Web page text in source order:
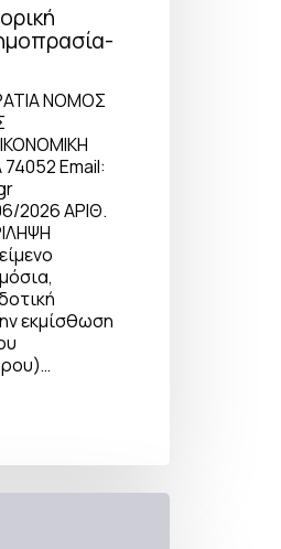
ΝΟΜΟΣ
Email:
2026 ΑΡΙΘ.
εκμίσθωση